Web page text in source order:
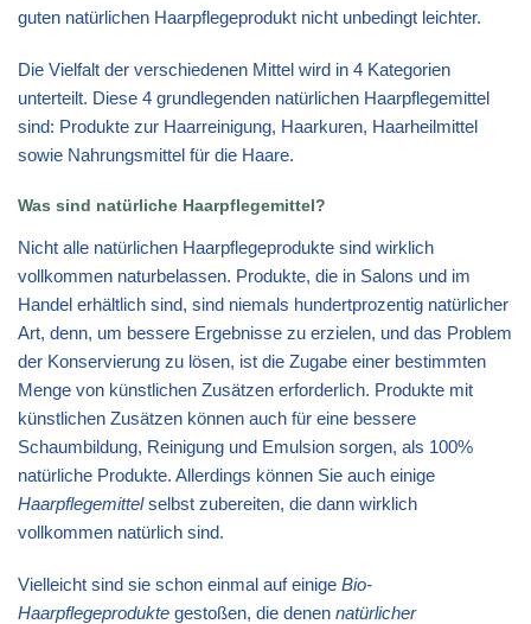
guten natürlichen Haarpflegeprodukt nicht unbedingt leichter.
Die Vielfalt der verschiedenen Mittel wird in 4 Kategorien
unterteilt. Diese 4 grundlegenden natürlichen Haarpflegemittel
sind: Produkte zur Haarreinigung, Haarkuren, Haarheilmittel
sowie Nahrungsmittel für die Haare.
Was sind natürliche Haarpflegemittel?
Nicht alle natürlichen Haarpflegeprodukte sind wirklich
vollkommen naturbelassen. Produkte, die in Salons und im
Handel erhältlich sind, sind niemals hundertprozentig natürlicher
Art, denn, um bessere Ergebnisse zu erzielen, und das Problem
der Konservierung zu lösen, ist die Zugabe einer bestimmten
Menge von künstlichen Zusätzen erforderlich. Produkte mit
künstlichen Zusätzen können auch für eine bessere
Schaumbildung, Reinigung und Emulsion sorgen, als 100%
natürliche Produkte. Allerdings können Sie auch einige
Haarpflegemittelselbst zubereiten, die dann wirklich
vollkommen natürlich sind.
Vielleicht sind sie schon einmal auf einige Bio-
Haarpflegeprodukte gestoßen, die denen natürlicher